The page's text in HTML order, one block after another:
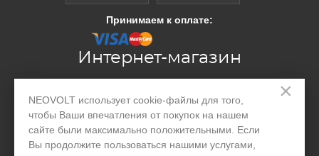
×
NEOVOLT использует cookie-файлы для того,
чтобы Ваши впечатления от покупок на нашем
сайте были максимально положительными. Если
Вы продолжите пользоваться нашими услугами,
Принимаем к оплате:
Интернет-магазин
Производство
Организациям
Акции и скидки